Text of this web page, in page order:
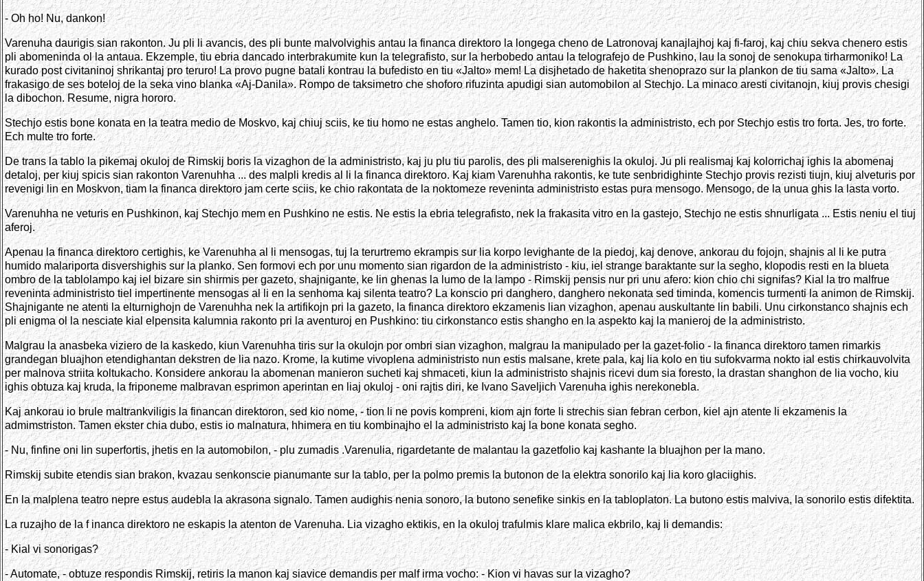
- Oh ho! Nu, dankon!
Varenuha daurigis sian rakonton. Ju pli li avancis, des pli bunte malvolvighis antau la financa direktoro la longega cheno de Latronovaj kanajlajhoj kaj fi-faroj, kaj chiu sekva chenero estis
pli abomeninda ol la antaua. Ekzemple, tiu ebria dancado interbrakumite kun la telegrafisto, sur la herbobedo antau la telografejo de Pushkino, lau la sonoj de senokupa tirharmoniko! La
kurado post civitaninoj shrikantaj pro teruro! La provo pugne batali kontrau la bufedisto en tiu «Jalto» mem! La disjhetado de haketita shenoprazo sur la plankon de tiu sama «Jalto». La
frakasigo de ses boteloj de la seka vino blanka «Aj-Danila». Rompo de taksimetro che shoforo rifuzinta apudigi sian automobilon al Stechjo. La minaco aresti civitanojn, kiuj provis chesigi
la dibochon. Resume, nigra hororo.
Stechjo estis bone konata en la teatra medio de Moskvo, kaj chiuj sciis, ke tiu homo ne estas anghelo. Tamen tio, kion rakontis la administristo, ech por Stechjo estis tro forta. Jes, tro forte.
Ech multe tro forte.
De trans la tablo la pikemaj okuloj de Rimskij boris la vizaghon de la administristo, kaj ju plu tiu parolis, des pli malserenighis la okuloj. Ju pli realismaj kaj kolorrichaj ighis la abomenaj
detaloj, per kiuj spicis sian rakonton Varenuhha ... des malpli kredis al li la financa direktoro. Kaj kiam Varenuhha rakontis, ke tute senbridighinte Stechjo provis rezisti tiujn, kiuj alveturis por
revenigi lin en Moskvon, tiam la financa direktoro jam certe sciis, ke chio rakontata de la noktomeze reveninta administristo estas pura mensogo. Mensogo, de la unua ghis la lasta vorto.
Varenuhha ne veturis en Pushkinon, kaj Stechjo mem en Pushkino ne estis. Ne estis la ebria telegrafisto, nek la frakasita vitro en la gastejo, Stechjo ne estis shnurligata ... Estis neniu el tiuj
aferoj.
Apenau la financa direktoro certighis, ke Varenuhha al li mensogas, tuj la terurtremo ekrampis sur lia korpo levighante de la piedoj, kaj denove, ankorau du fojojn, shajnis al li ke putra
humido malariporta disvershighis sur la planko. Sen formovi ech por unu momento sian rigardon de la administristo - kiu, iel strange baraktante sur la segho, klopodis resti en la blueta
ombro de la tablolampo kaj iel bizare sin shirmis per gazeto, shajnigante, ke lin ghenas la lumo de la lampo - Rimskij pensis nur pri unu afero: kion chio chi signifas? Kial la tro malfrue
reveninta administristo tiel impertinente mensogas al li en la senhoma kaj silenta teatro? La konscio pri danghero, danghero nekonata sed timinda, komencis turmenti la animon de Rimskij.
Shajnigante ne atenti la elturnighojn de Varenuhha nek la artifikojn pri la gazeto, la financa direktoro ekzamenis lian vizaghon, apenau auskultante lin babili. Unu cirkonstanco shajnis ech
pli enigma ol la nesciate kial elpensita kalumnia rakonto pri la aventuroj en Pushkino: tiu cirkonstanco estis shangho en la aspekto kaj la manieroj de la administristo.
Malgrau la anasbeka viziero de la kaskedo, kiun Varenuhha tiris sur la okulojn por ombri sian vizaghon, malgrau la manipulado per la gazet-folio - la financa direktoro tamen rimarkis
grandegan bluajhon etendighantan dekstren de lia nazo. Krome, la kutime vivoplena administristo nun estis malsane, krete pala, kaj lia kolo en tiu sufokvarma nokto ial estis chirkauvolvita
per malnova striita koltukacho. Konsidere ankorau la abomenan manieron sucheti kaj shmaceti, kiun la administristo shajnis ricevi dum sia foresto, la drastan shanghon de lia vocho, kiu
ighis obtuza kaj kruda, la friponeme malbravan esprimon aperintan en liaj okuloj - oni rajtis diri, ke Ivano Saveljich Varenuha ighis nerekonebla.
Kaj ankorau io brule maltrankviligis la financan direktoron, sed kio nome, - tion li ne povis kompreni, kiom ajn forte li strechis sian febran cerbon, kiel ajn atente li ekzamenis la
admimstriston. Tamen ekster chia dubo, estis io malnatura, hhimera en tiu kombinajho el la administristo kaj la bone konata segho.
- Nu, finfine oni lin superfortis, jhetis en la automobilon, - plu zumadis .Varenulia, rigardetante de malantau la gazetfolio kaj kashante la bluajhon per la mano.
Rimskij subite etendis sian brakon, kvazau senkonscie pianumante sur la tablo, per la polmo premis la butonon de la elektra sonorilo kaj lia koro glaciighis.
En la malplena teatro nepre estus audebla la akrasona signalo. Tamen audighis nenia sonoro, la butono senefike sinkis en la tabloplaton. La butono estis malviva, la sonorilo estis difektita.
La ruzajho de la f inanca direktoro ne eskapis la atenton de Varenuha. Lia vizagho ektikis, en la okuloj trafulmis klare malica ekbrilo, kaj li demandis:
- Kial vi sonorigas?
- Automate, - obtuze respondis Rimskij, retiris la manon kaj siavice demandis per malf irma vocho: - Kion vi havas sur la vizagho?